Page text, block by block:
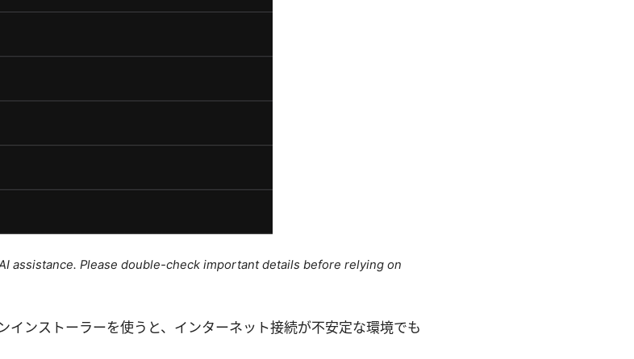
assistance. Please double-check important details before relying on
ンストーラーを使うと、インターネット接続が不安定な環境でも